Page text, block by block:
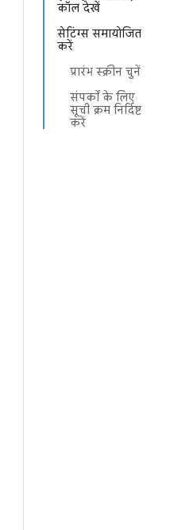
कॉल देखें
सेटिंग्स समायोजित
करें
प्रारंभ स्क्रीन चुनें
संपर्कों के लिए
सूची क्रम निर्दिष्ट
करें